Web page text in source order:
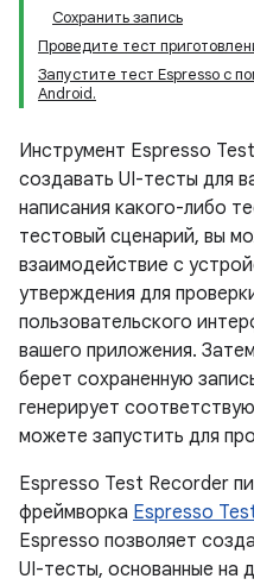
Сохранить запись
Проведите тест
Запустите тест Espresso с
Android.
Инструмент Espresso
создавать UI-тесты для
написания какого-либо
тестовый сценарий, вы
взаимодействие с
утверждения для
пользовательского
вашего приложения.
берет сохраненную
генерирует
можете запустить для
Espresso Test Recorder
фреймворка Espresso
Espresso позволяет
UI-тесты, основанные на